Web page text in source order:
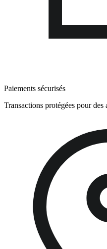
Paiements sécurisés
Transactions protégées pour des